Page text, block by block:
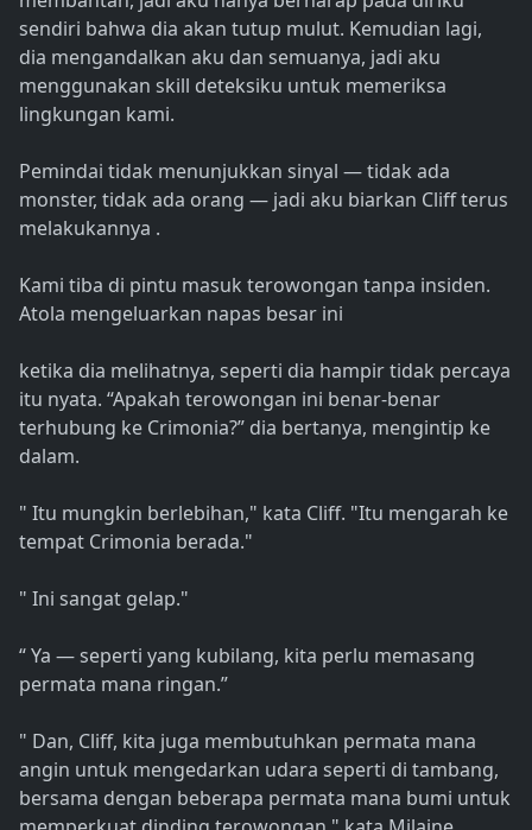
sendiri bahwa dia akan tutup mulut. Kemudian lagi,
dia mengandalkan aku dan semuanya, jadi aku
menggunakan skill deteksiku untuk memeriksa
lingkungan kami.
Pemindai tidak menunjukkan sinyal — tidak ada
monster, tidak ada orang — jadi aku biarkan Cliff terus
melakukannya .
Kami tiba di pintu masuk terowongan tanpa insiden.
Atola mengeluarkan napas besar ini
ketika dia melihatnya, seperti dia hampir tidak percaya
itu nyata. “Apakah terowongan ini benar-benar
terhubung ke Crimonia?” dia bertanya, mengintip ke
dalam.
" Itu mungkin berlebihan," kata Cliff. "Itu mengarah ke
tempat Crimonia berada."
" Ini sangat gelap."
“ Ya — seperti yang kubilang, kita perlu memasang
permata mana ringan.”
" Dan, Cliff, kita juga membutuhkan permata mana
angin untuk mengedarkan udara seperti di tambang,
bersama dengan beberapa permata mana bumi untuk